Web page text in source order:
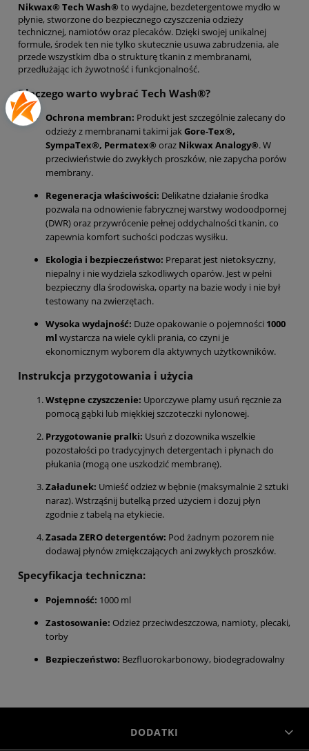
Nikwax® Tech Wash® to wydajne, bezdetergentowe mydło w
płynie, stworzone do bezpiecznego czyszczenia odzieży
technicznej, namiotów oraz plecaków. Dzięki swojej unikalnej
formule, środek ten nie tylko skutecznie usuwa zabrudzenia, ale
przede wszystkim dba o strukturę tkanin z membranami,
przedłużając ich żywotność i funkcjonalność.
Dlaczego warto wybrać Tech Wash®?
Ochrona membran: Produkt jest szczególnie zalecany do
odzieży z membranami takimi jakGore-Tex®,
SympaTex®, Permatex® oraz Nikwax Analogy®. W
przeciwieństwie do zwykłych proszków, nie zapycha porów
membrany.
Regeneracja właściwości: Delikatne działanie środka
pozwala na odnowienie fabrycznej warstwy wodoodpornej
(DWR) oraz przywrócenie pełnej oddychalności tkanin, co
zapewnia komfort suchości podczas wysiłku.
Ekologia i bezpieczeństwo: Preparat jest nietoksyczny,
niepalny i nie wydziela szkodliwych oparów. Jest w pełni
bezpieczny dla środowiska, oparty na bazie wody i nie był
testowany na zwierzętach.
Wysoka wydajność: Duże opakowanie o pojemności 1000
ml wystarcza na wiele cykli prania, co czyni je
ekonomicznym wyborem dla aktywnych użytkowników.
Instrukcja przygotowania i użycia
Wstępne czyszczenie: Uporczywe plamy usuń ręcznie za
pomocą gąbki lub miękkiej szczoteczki nylonowej.
Przygotowanie pralki: Usuń z dozownika wszelkie
pozostałości po tradycyjnych detergentach i płynach do
płukania (mogą one uszkodzić membranę).
Załadunek: Umieść odzież w bębnie (maksymalnie 2 sztuki
naraz). Wstrząśnij butelką przed użyciem i dozuj płyn
zgodnie z tabelą na etykiecie.
Zasada ZERO detergentów: Pod żadnym pozorem nie
dodawaj płynów zmiękczających ani zwykłych proszków.
Specyfikacja techniczna:
Pojemność: 1000 ml
Zastosowanie: Odzież przeciwdeszczowa, namioty, plecaki,
torby
Bezpieczeństwo: Bezfluorokarbonowy, biodegradowalny
DODATKI